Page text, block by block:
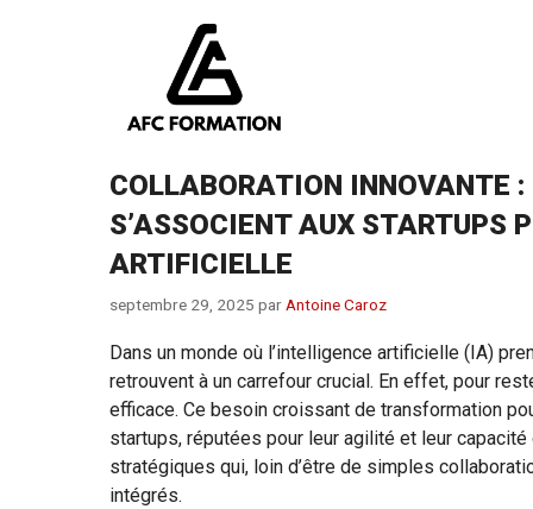
COLLABORATION INNOVANTE :
S’ASSOCIENT AUX STARTUPS
ARTIFICIELLE
septembre 29, 2025 parAntoine Caroz
Dans un monde où l’intelligence artificielle (IA)
retrouvent à un carrefour crucial. En effet, pour
efficace. Ce besoin croissant de transformation
startups, réputées pour leur agilité et leur
stratégiques qui, loin d’être de simples
intégrés.